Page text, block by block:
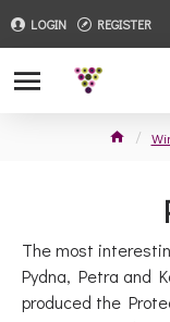
LOGIN REGISTER
The most
Pydna, Petra and
produced the